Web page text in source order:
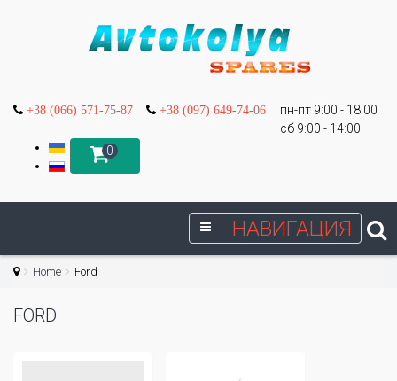
+38 (066) 571-75-87 +38 (097) 649-74-06
пн-пт 9:00 - 18:00
сб 9:00 - 14:00
0
НАВИГАЦИЯ
Home Ford
FORD